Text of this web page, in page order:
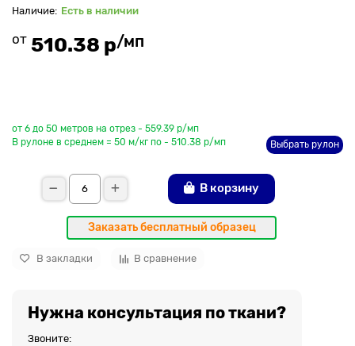
Есть в наличии
от 510.38 р/мп
от 6 до 50 метров на отрез - 559.39 р/мп
В рулоне в среднем = 50 м/кг по - 510.38 р/мп
Выбрать рулон
В корзину
Заказать бесплатный образец
В закладки В сравнение
Нужна консультация по ткани?
Звоните: